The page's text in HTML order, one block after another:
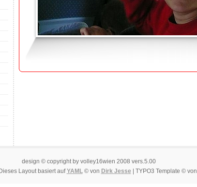
design © copyright by volley16wien 2008 vers.5.00
Layout basiert aufYAML© von Dirk Jesse | TYPO3 Template © von